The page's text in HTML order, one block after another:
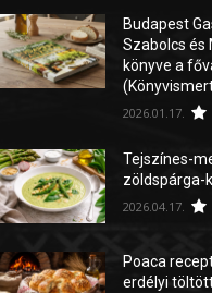
Budapest
Szabolcs és
könyve a
2026.01.17.
Tejszínes-
zöldspárga-
2026.04.17.
Poaca
erdélyi